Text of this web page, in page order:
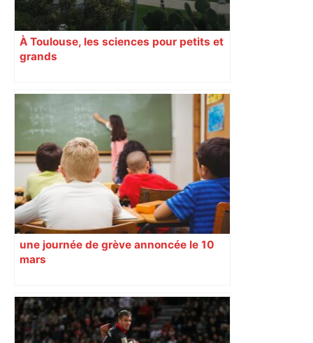
À Toulouse, les sciences pour petits et
grands
une journée de grève annoncée le 10
mars